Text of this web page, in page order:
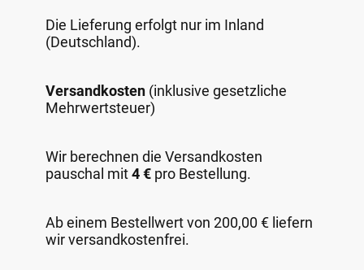
Die Lieferung erfolgt nur im Inland
(Deutschland).
Versandkosten (inklusive gesetzliche
Mehrwertsteuer)
Wir berechnen die Versandkosten
pauschal mit4 € pro Bestellung.
Ab einem Bestellwert von 200,00 € liefern
wir versandkostenfrei.